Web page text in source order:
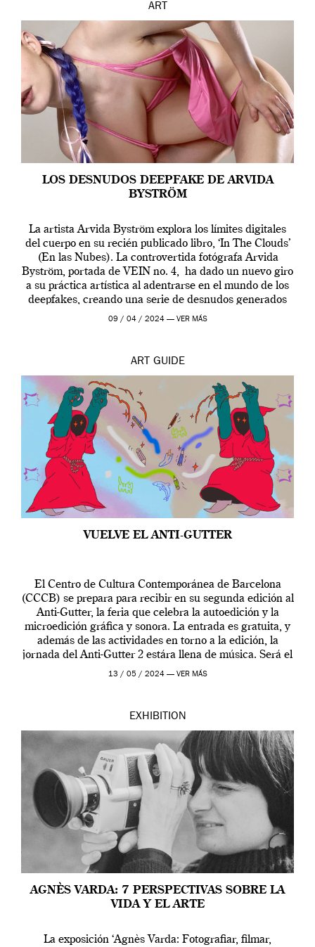
ART
LOS DESNUDOS DEEPFAKE DE ARVIDA
BYSTRÖM
La artista Arvida Byström explora los límites digitales
del cuerpo en su recién publicado libro, ‘In The Clouds’
(En las Nubes). La controvertida fotógrafa Arvida
Byström, portada de VEIN no. 4, ha dado un nuevo giro
a su práctica artística al adentrarse en el mundo de los
deepfakes, creando una serie de desnudos generados
por […]
09 / 04 / 2024 — VER MÁS
ART GUIDE
VUELVE EL ANTI-GUTTER
El Centro de Cultura Contemporánea de Barcelona
(CCCB) se prepara para recibir en su segunda edición al
Anti-Gutter, la feria que celebra la autoedición y la
microedición gráfica y sonora. La entrada es gratuita, y
además de las actividades en torno a la edición, la
jornada del Anti-Gutter 2 estára llena de música. Será el
[…]
13 / 05 / 2024 — VER MÁS
EXHIBITION
AGNÈS VARDA: 7 PERSPECTIVAS SOBRE LA
VIDA Y EL ARTE
La exposición ‘Agnès Varda: Fotografiar, filmar,